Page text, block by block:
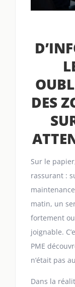
DES
Sur le
rassurant :
matin, un
fortement
joignable.
PME
n’était pas
Dans la